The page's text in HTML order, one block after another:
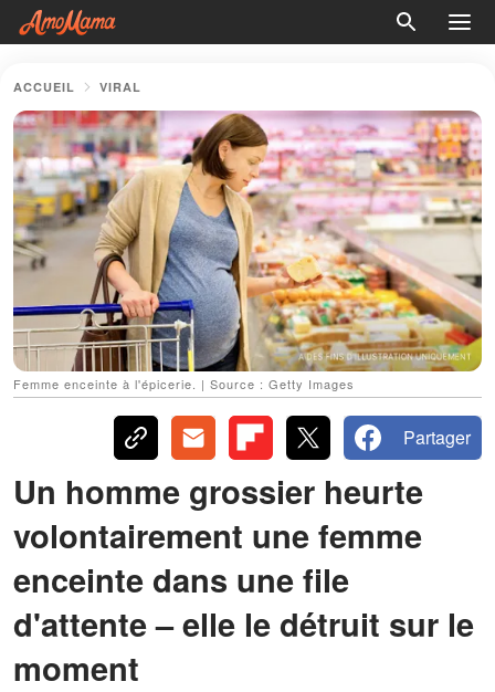
ACCUEIL VIRAL
Femme enceinte à l'épicerie. | Source : Getty Images
Partager
Un homme grossier heurte
volontairement une femme
enceinte dans une file
d'attente – elle le détruit sur le
moment